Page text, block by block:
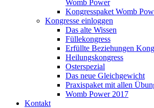
Womb Power
Kongresspaket Womb
Kongresse einloggen
Das alte Wissen
Füllekongress
Erfüllte Beziehungen
Heilungskongress
Osterspezial
Das neue Gleichgewicht
Praxispaket mit allen
Womb Power 2017
Kontakt